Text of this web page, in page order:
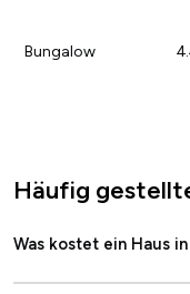
Bungalow
Häufig
Was kostet ein Haus